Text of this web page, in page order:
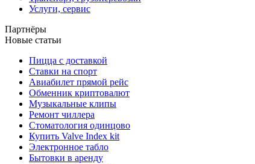
Услуги, сервис
Партнёры
Новые статьи
Пицца с доставкой
Ставки на спорт
Авиабилет прямой рейс
Обменник криптовалют
Музыкальные клипы
Ремонт чиллера
Стоматология одинцово
Купить Valve Index kit
Электронное табло
Бытовки в аренду